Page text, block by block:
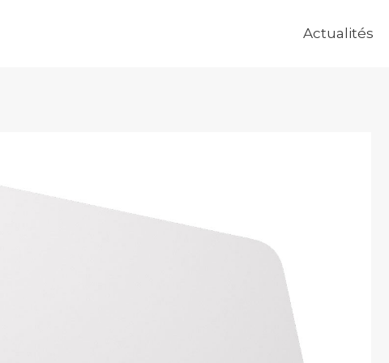
Actualités